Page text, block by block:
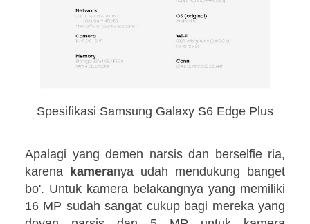
Spesifikasi Samsung Galaxy S6 Edge Plus
Apalagi yang demen narsis dan berselfie ria,
karena kameranya udah mendukung banget
bo'. Untuk kamera belakangnya yang memiliki
16 MP sudah sangat cukup bagi mereka yang